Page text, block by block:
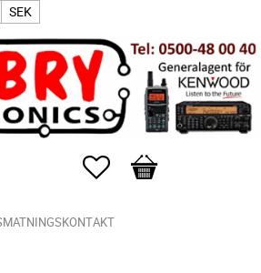
SEK
Favoriter
Kundvagn